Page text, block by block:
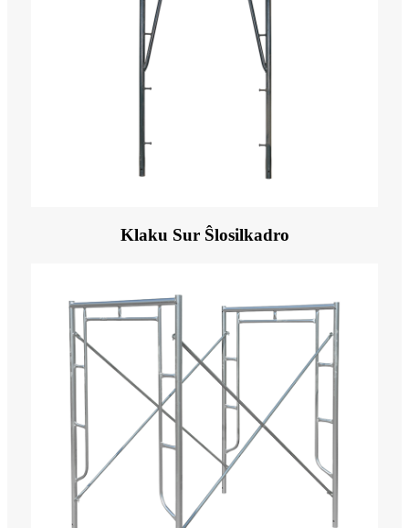
Klaku Sur Ŝlosilkadro